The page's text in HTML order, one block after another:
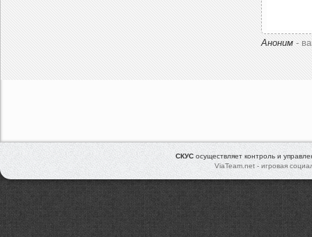
Аноним -
СКУС осуществляет контроль и
ViaTeam.net - игровая